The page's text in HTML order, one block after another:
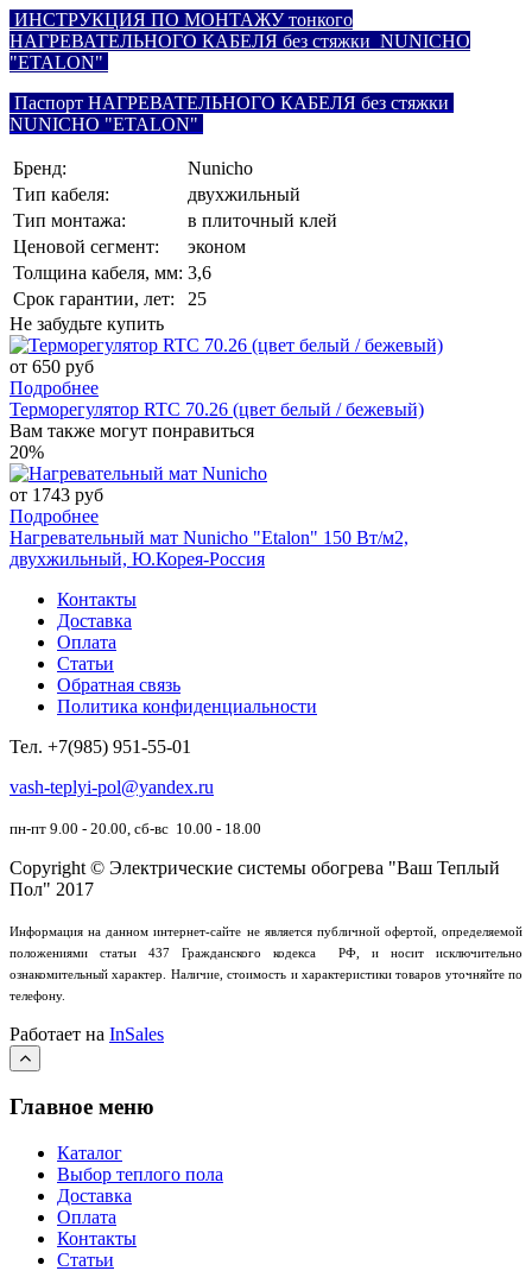
ИНСТРУКЦИЯ ПО МОНТАЖУ тонкого
НАГРЕВАТЕЛЬНОГО КАБЕЛЯ без стяжки NUNICHO
"ETALON"
Паспорт НАГРЕВАТЕЛЬНОГО КАБЕЛЯ без стяжки
NUNICHO "ETALON"
Бренд:
Nunicho
Тип кабеля:
двухжильный
Тип монтажа:
в плиточный клей
Ценовой сегмент:
эконом
Толщина кабеля, мм: 3,6
Срок гарантии, лет:
25
Не забудьте купить
от 650 руб
Подробнее
Терморегулятор RTC 70.26 (цвет белый / бежевый)
Вам также могут понравиться
20%
от 1743 руб
Подробнее
Нагревательный мат Nunicho "Etalon" 150 Вт/м2,
двухжильный, Ю.Корея-Россия
Контакты
Доставка
Оплата
Статьи
Обратная связь
Политика конфиденциальности
Тел. +7(985) 951-55-01
vash-teplyi-pol@yandex.ru
пн-пт 9.00 - 20.00, сб-вс 10.00 - 18.00
Copyright © Электрические системы обогрева "Ваш Теплый
Пол" 2017
Информация на данном интернет-сайте не является публичной офертой, определяемой
положениями статьи 437 Гражданского кодекса РФ, и носит исключительно
ознакомительный характер. Наличие, стоимость и характеристики товаров уточняйте по
телефону.
Работает на InSales
Главное меню
Каталог
Выбор теплого пола
Доставка
Оплата
Контакты
Статьи